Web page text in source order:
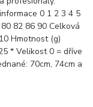
0 1 2 3 4 5
82 86 90 Celková
Hmotnost (g)
* Velikost 0 = dříve
70cm, 74cm a